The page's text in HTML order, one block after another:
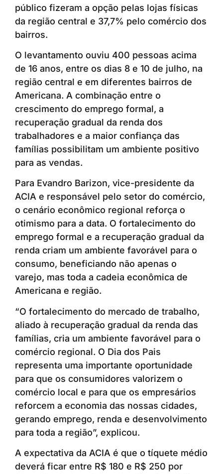
público fizeram a opção pelas lojas físicas
da região central e 37,7% pelo comércio dos
bairros.
O levantamento ouviu 400 pessoas acima
de 16 anos, entre os dias 8 e 10 de julho, na
região central e em diferentes bairros de
Americana. A combinação entre o
crescimento do emprego formal, a
recuperação gradual da renda dos
trabalhadores e a maior confiança das
famílias possibilitam um ambiente positivo
para as vendas.
Para Evandro Barizon, vice-presidente da
ACIA e responsável pelo setor do comércio,
o cenário econômico regional reforça o
otimismo para a data. O fortalecimento do
emprego formal e a recuperação gradual da
renda criam um ambiente favorável para o
consumo, beneficiando não apenas o
varejo, mas toda a cadeia econômica de
Americana e região.
“O fortalecimento do mercado de trabalho,
aliado à recuperação gradual da renda das
famílias, cria um ambiente favorável para o
comércio regional. O Dia dos Pais
representa uma importante oportunidade
para que os consumidores valorizem o
comércio local e para que os empresários
reforcem a economia das nossas cidades,
gerando emprego, renda e desenvolvimento
para toda a região”, explicou.
A expectativa da ACIA é que o tíquete médio
deverá ficar entre R$ 180 e R$ 250 por